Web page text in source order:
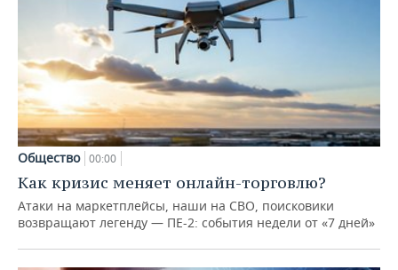
Общество 00:00
Как кризис меняет онлайн-торговлю?
Атаки на маркетплейсы, наши на СВО, поисковики
возвращают легенду — ПЕ-2: события недели от «7 дней»